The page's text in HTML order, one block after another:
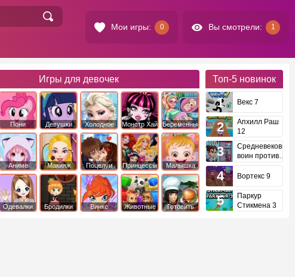
Мои игры: 0 Вы смотрели: 1
Игры для девочек
Пони
Дружба это
Девушки
Эквестрии
Холодное
Сердце
Монстр Хай Беременные
Аниме Макияж Поцелуи
Принцессы
Диснея
Малышка
Хейзел
Одевалки Бродилки Винкс Животные
Готовить
Топ-5 новинок
Векс 7
Апхилл Раш
12
Средневековый
воин против
Вортекс 9
Паркур
Стикмена 3